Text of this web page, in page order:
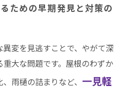
ための早期発見と対策の
変を見逃すことで、やがて深
大な問題です。屋根のわずか
雨樋の詰まりなど、 一見軽